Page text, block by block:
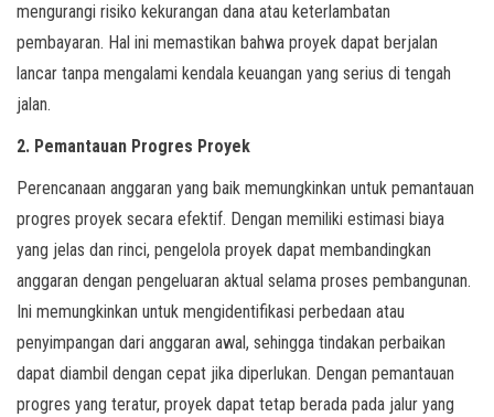
mengurangi risiko kekurangan dana atau keterlambatan
pembayaran. Hal ini memastikan bahwa proyek dapat berjalan
lancar tanpa mengalami kendala keuangan yang serius di tengah
jalan.
2. Pemantauan Progres Proyek
Perencanaan anggaran yang baik memungkinkan untuk pemantauan
progres proyek secara efektif. Dengan memiliki estimasi biaya
yang jelas dan rinci, pengelola proyek dapat membandingkan
anggaran dengan pengeluaran aktual selama proses pembangunan.
Ini memungkinkan untuk mengidentifikasi perbedaan atau
penyimpangan dari anggaran awal, sehingga tindakan perbaikan
dapat diambil dengan cepat jika diperlukan. Dengan pemantauan
progres yang teratur, proyek dapat tetap berada pada jalur yang